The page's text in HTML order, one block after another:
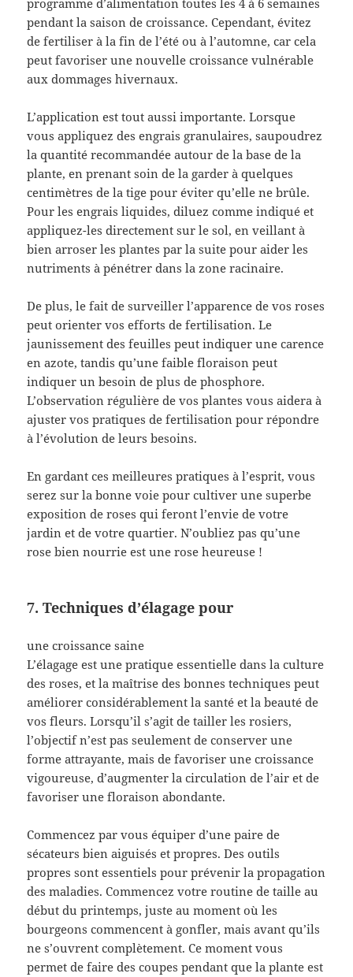
programme d’alimentation toutes les 4 à 6 semaines
pendant la saison de croissance. Cependant, évitez
de fertiliser à la fin de l’été ou à l’automne, car cela
peut favoriser une nouvelle croissance vulnérable
aux dommages hivernaux.
L’application est tout aussi importante. Lorsque
vous appliquez des engrais granulaires, saupoudrez
la quantité recommandée autour de la base de la
plante, en prenant soin de la garder à quelques
centimètres de la tige pour éviter qu’elle ne brûle.
Pour les engrais liquides, diluez comme indiqué et
appliquez-les directement sur le sol, en veillant à
bien arroser les plantes par la suite pour aider les
nutriments à pénétrer dans la zone racinaire.
De plus, le fait de surveiller l’apparence de vos roses
peut orienter vos efforts de fertilisation. Le
jaunissement des feuilles peut indiquer une carence
en azote, tandis qu’une faible floraison peut
indiquer un besoin de plus de phosphore.
L’observation régulière de vos plantes vous aidera à
ajuster vos pratiques de fertilisation pour répondre
à l’évolution de leurs besoins.
En gardant ces meilleures pratiques à l’esprit, vous
serez sur la bonne voie pour cultiver une superbe
exposition de roses qui feront l’envie de votre
jardin et de votre quartier. N’oubliez pas qu’une
rose bien nourrie est une rose heureuse !
7. Techniques d’élagage pour
une croissance saine
L’élagage est une pratique essentielle dans la culture
des roses, et la maîtrise des bonnes techniques peut
améliorer considérablement la santé et la beauté de
vos fleurs. Lorsqu’il s’agit de tailler les rosiers,
l’objectif n’est pas seulement de conserver une
forme attrayante, mais de favoriser une croissance
vigoureuse, d’augmenter la circulation de l’air et de
favoriser une floraison abondante.
Commencez par vous équiper d’une paire de
sécateurs bien aiguisés et propres. Des outils
propres sont essentiels pour prévenir la propagation
des maladies. Commencez votre routine de taille au
début du printemps, juste au moment où les
bourgeons commencent à gonfler, mais avant qu’ils
ne s’ouvrent complètement. Ce moment vous
permet de faire des coupes pendant que la plante est